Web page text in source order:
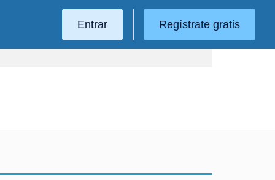
Entrar Regístrate gratis